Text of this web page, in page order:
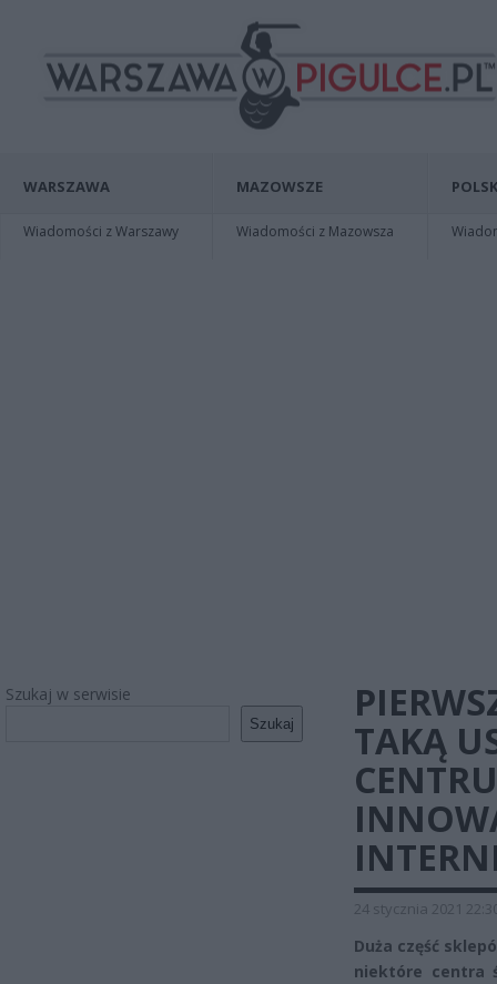
WARSZAWA
Wiadomości z Warszawy
MAZOWSZE
Wiadomości z Mazowsza
Szukaj w serwisie
Szukaj
TAKĄ
24 stycznia 2021
Duża część
niektóre centra